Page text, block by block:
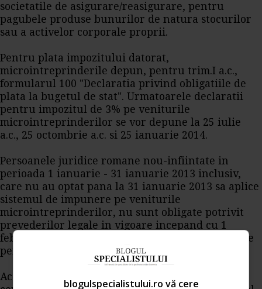
societatile de asigurare/reasigurare, pentru
pagubele produse bunurilor de natura stocurilor
sau a activelor corporale proprii.
Pentru plata impozitului datorat,
microintreprinderile depun, pentru trim.I a.c.,
formularul 100 "Declaratia privind obligatiile de
plata la bugetul de stat". Urmatoarele declaratii
pentru impozitul de 3% pe veniturile
microintreprinderilor se vor depune la 25 iulie
a.c., 25 octombrie a.c. si 25 ianuarie 2014.
Persoanele juridice romane nou-infiintate in
perioada 1 ianuarie - 31 ianuarie 2013 inclusiv,
care nu au optat pana la 31 ianuarie 2013 sa aplice
sistemul de impunere pe veniturile
microintreprinderilor, nu sunt obligate potrivit
prevederilor legale in vigoare incepand cu 1
februarie 2013 sa aplice acest sistem de impunere
pentru anul 2013.
Aceste persoane juridice urmeaza sa verifice
blogulspecialistului.ro vă cere